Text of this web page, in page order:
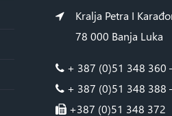
Kralja Petra I
78 000 Banja Luka
+ 387 (0)51 348 360
+ 387 (0)51 348 388
+387 (0)51 348 372